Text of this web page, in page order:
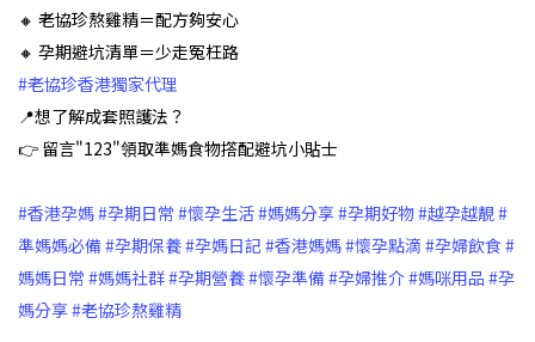
🔸 老協珍熬雞精＝配方夠安心
🔸 孕期避坑清單＝少走冤枉路
#老協珍香港獨家代理
📍想了解成套照護法？
👉 留言"123"領取準媽食物撘配避坑小貼士
#香港孕媽#孕期日常 #懷孕生活#媽媽分享#孕期好物#越孕越靚#
準媽媽必備#孕期保養#孕媽日記#香港媽媽#懷孕點滴 #孕婦飲食#
媽媽日常 #媽媽社群#孕期營養#懷孕準備#孕婦推介#媽咪用品 #孕
媽分享#老協珍熬雞精